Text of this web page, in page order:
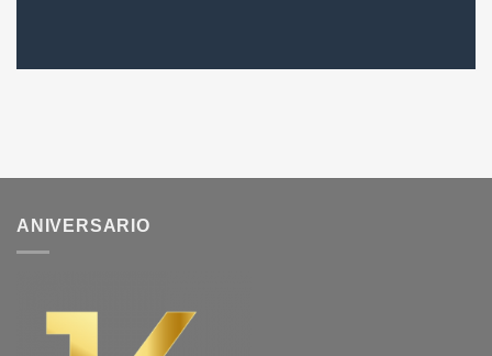
ANIVERSARIO